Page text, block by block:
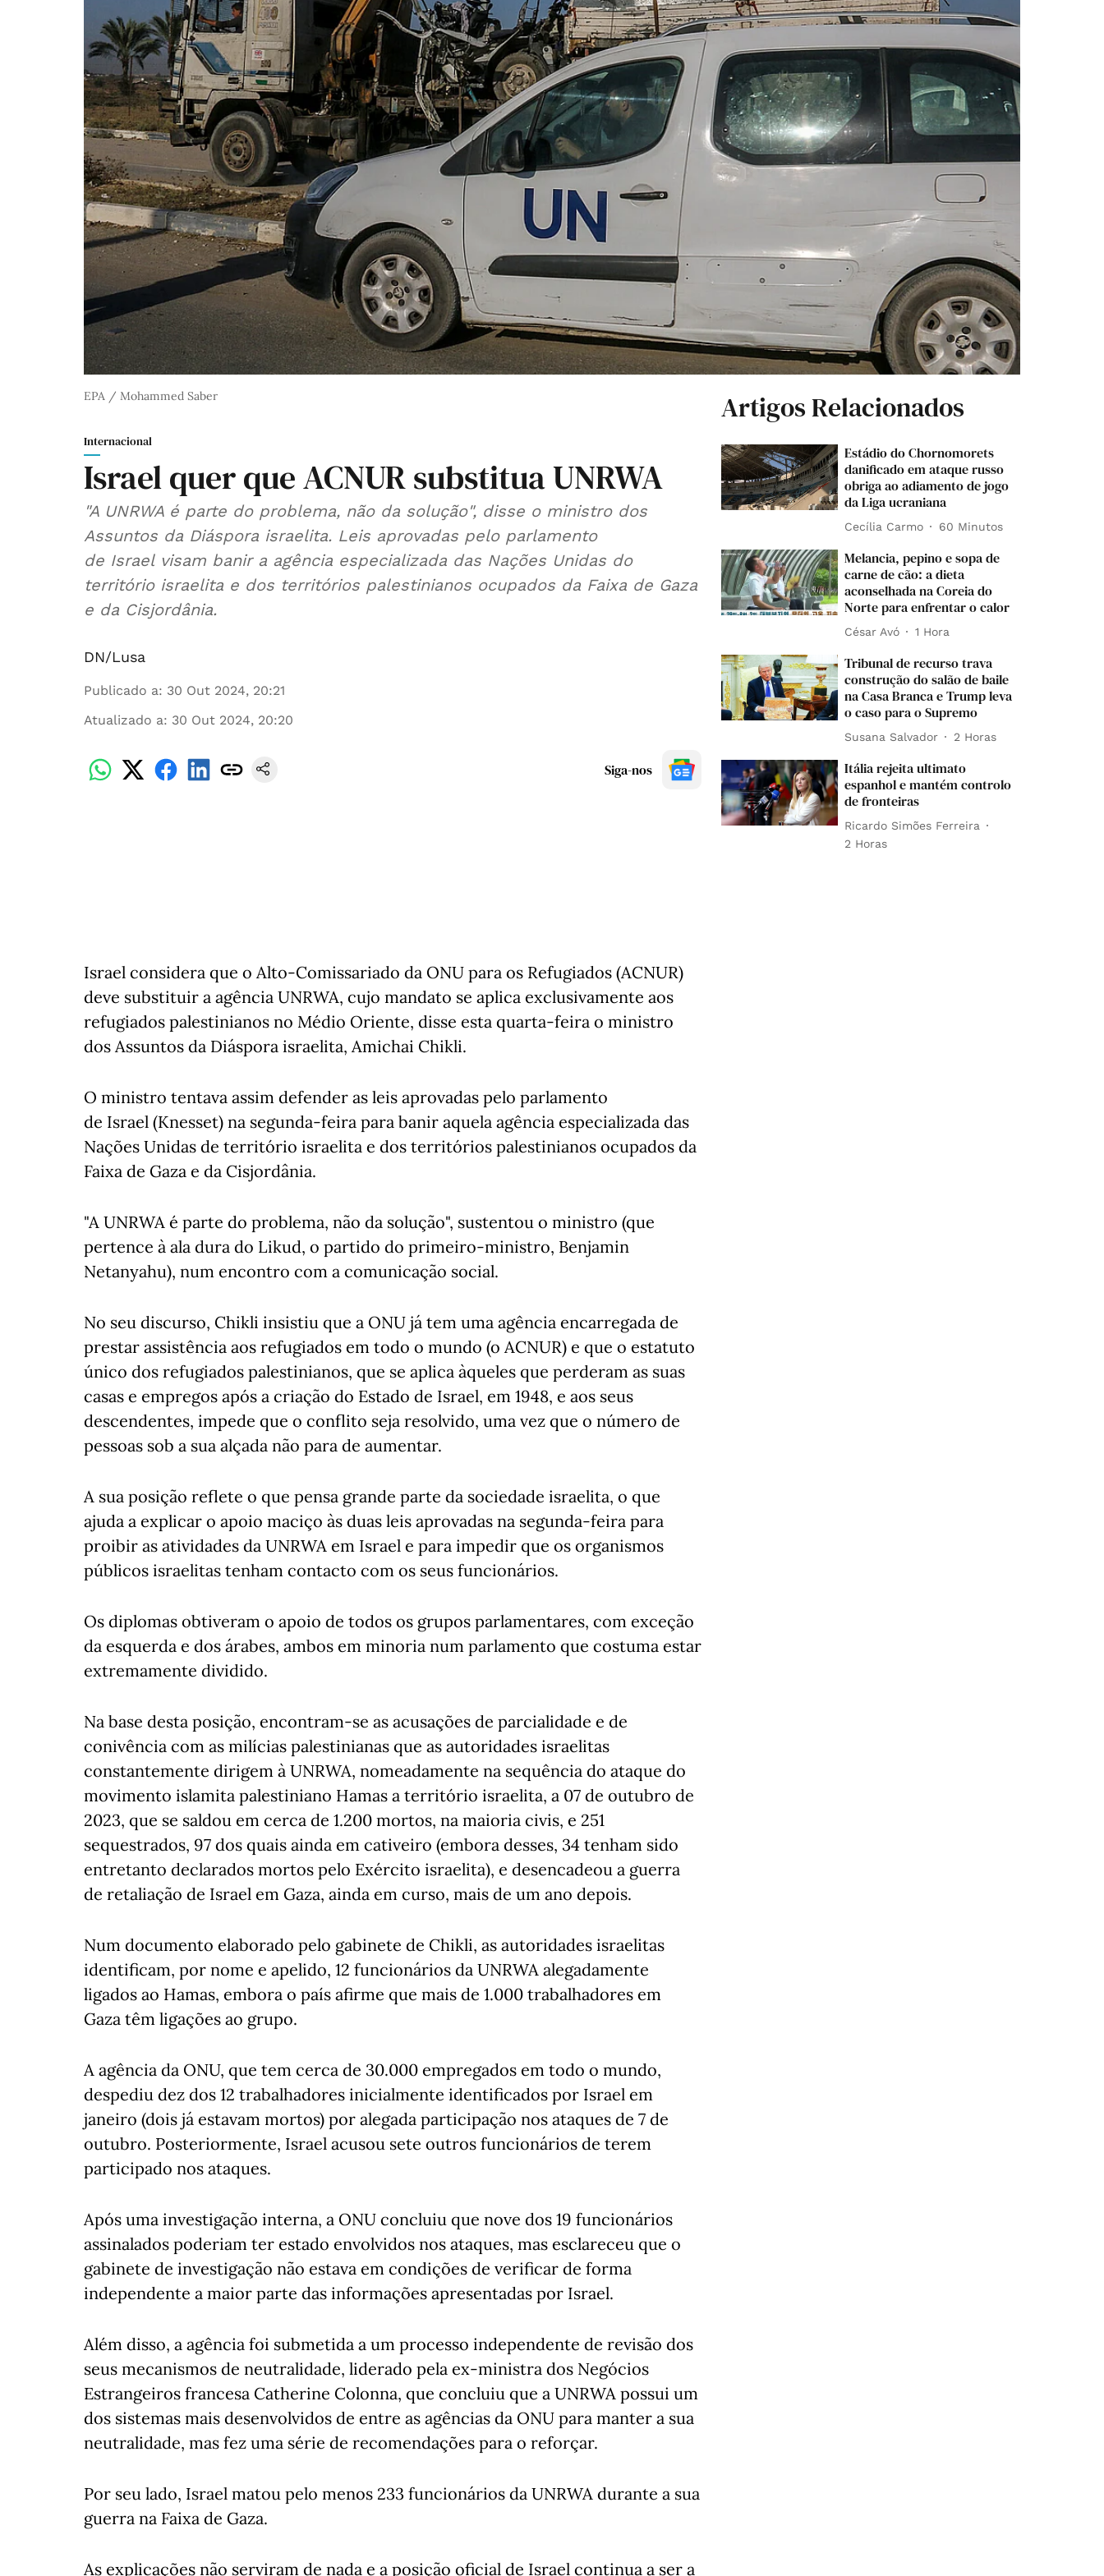
EPA / Mohammed Saber
Internacional
Israel quer que ACNUR substitua UNRWA
"A UNRWA é parte do problema, não da solução", disse o ministro dos
Assuntos da Diáspora israelita. Leis aprovadas pelo parlamento
de Israel visam banir a agência especializada das Nações Unidas do
território israelita e dos territórios palestinianos ocupados da Faixa de Gaza
e da Cisjordânia.
DN/Lusa
Publicado a: 30 Out 2024, 20:21
Atualizado a: 30 Out 2024, 20:20
Siga-nos
Israel considera que o Alto-Comissariado da ONU para os Refugiados (ACNUR)
deve substituir a agência UNRWA, cujo mandato se aplica exclusivamente aos
refugiados palestinianos no Médio Oriente, disse esta quarta-feira o ministro
dos Assuntos da Diáspora israelita, Amichai Chikli.
O ministro tentava assim defender as leis aprovadas pelo parlamento
de Israel (Knesset) na segunda-feira para banir aquela agência especializada das
Nações Unidas de território israelita e dos territórios palestinianos ocupados da
Faixa de Gaza e da Cisjordânia.
"A UNRWA é parte do problema, não da solução", sustentou o ministro (que
pertence à ala dura do Likud, o partido do primeiro-ministro, Benjamin
Netanyahu), num encontro com a comunicação social.
No seu discurso, Chikli insistiu que a ONU já tem uma agência encarregada de
prestar assistência aos refugiados em todo o mundo (o ACNUR) e que o estatuto
único dos refugiados palestinianos, que se aplica àqueles que perderam as suas
casas e empregos após a criação do Estado de Israel, em 1948, e aos seus
descendentes, impede que o conflito seja resolvido, uma vez que o número de
pessoas sob a sua alçada não para de aumentar.
A sua posição reflete o que pensa grande parte da sociedade israelita, o que
ajuda a explicar o apoio maciço às duas leis aprovadas na segunda-feira para
proibir as atividades da UNRWA em Israel e para impedir que os organismos
públicos israelitas tenham contacto com os seus funcionários.
Os diplomas obtiveram o apoio de todos os grupos parlamentares, com exceção
da esquerda e dos árabes, ambos em minoria num parlamento que costuma estar
extremamente dividido.
Na base desta posição, encontram-se as acusações de parcialidade e de
conivência com as milícias palestinianas que as autoridades israelitas
constantemente dirigem à UNRWA, nomeadamente na sequência do ataque do
movimento islamita palestiniano Hamas a território israelita, a 07 de outubro de
2023, que se saldou em cerca de 1.200 mortos, na maioria civis, e 251
sequestrados, 97 dos quais ainda em cativeiro (embora desses, 34 tenham sido
entretanto declarados mortos pelo Exército israelita), e desencadeou a guerra
de retaliação de Israel em Gaza, ainda em curso, mais de um ano depois.
Num documento elaborado pelo gabinete de Chikli, as autoridades israelitas
identificam, por nome e apelido, 12 funcionários da UNRWA alegadamente
ligados ao Hamas, embora o país afirme que mais de 1.000 trabalhadores em
Gaza têm ligações ao grupo.
A agência da ONU, que tem cerca de 30.000 empregados em todo o mundo,
despediu dez dos 12 trabalhadores inicialmente identificados por Israel em
janeiro (dois já estavam mortos) por alegada participação nos ataques de 7 de
outubro. Posteriormente, Israel acusou sete outros funcionários de terem
participado nos ataques.
Após uma investigação interna, a ONU concluiu que nove dos 19 funcionários
assinalados poderiam ter estado envolvidos nos ataques, mas esclareceu que o
gabinete de investigação não estava em condições de verificar de forma
independente a maior parte das informações apresentadas por Israel.
Além disso, a agência foi submetida a um processo independente de revisão dos
seus mecanismos de neutralidade, liderado pela ex-ministra dos Negócios
Estrangeiros francesa Catherine Colonna, que concluiu que a UNRWA possui um
dos sistemas mais desenvolvidos de entre as agências da ONU para manter a sua
neutralidade, mas fez uma série de recomendações para o reforçar.
Por seu lado, Israel matou pelo menos 233 funcionários da UNRWA durante a sua
guerra na Faixa de Gaza.
As explicações não serviram de nada e a posição oficial de Israel continua a ser a
Artigos Relacionados
Estádio do Chornomorets
danificado em ataque russo
obriga ao adiamento de jogo
da Liga ucraniana
Cecília Carmo 60 Minutos
Melancia, pepino e sopa de
carne de cão: a dieta
aconselhada na Coreia do
Norte para enfrentar o calor
César Avó 1 Hora
Tribunal de recurso trava
construção do salão de baile
na Casa Branca e Trump leva
o caso para o Supremo
Susana Salvador 2 Horas
Itália rejeita ultimato
espanhol e mantém controlo
de fronteiras
Ricardo Simões Ferreira
2 Horas